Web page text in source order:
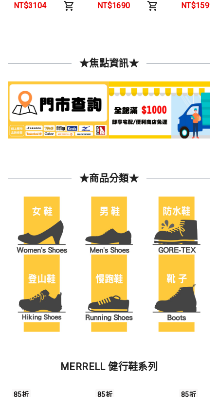
NT$3104 NT$1690 NT$1599
★焦點資訊★
★商品分類★
MERRELL 健行鞋系列
85折 85折 85折